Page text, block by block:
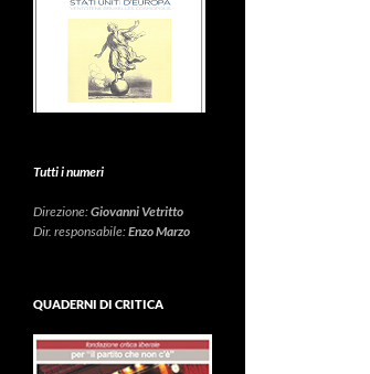
Tutti i numeri
Direzione:Giovanni Vetritto
Dir. responsabile:Enzo Marzo
QUADERNI DI CRITICA